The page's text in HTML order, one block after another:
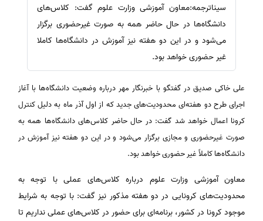
سیناترجمه:معاون آموزشی وزارت علوم گفت: کلاس‌های
دانشگاه‌ها در حال حاضر همه به صورت غیرحضوری برگزار
می‌شود و در این دو هفته نیز آموزش در دانشگاه‌ها کاملا
غیر حضوری خواهد بود.
علی خاکی صدیق در گفتگو با خبرنگار مهر درباره وضعیت دانشگاه‌ها با آغاز
اجرای طرح دو هفته‌ای محدودیت‌های جدید که از اول آذر ماه به دلیل کنترل
کرونا اعمال خواهد شد گفت: در حال حاضر کلاس‌های دانشگاه‌ها همه به
صورت غیرحضوری و مجازی برگزار می‌شود و در این دو هفته نیز آموزش در
دانشگاه‌ها کاملاً غیر حضوری خواهد بود.
معاون آموزشی وزارت علوم درباره کلاس‌های عملی با توجه به
محدودیت‌های کرونایی در دو هفته مذکور نیز گفت: با توجه به شرایط
موجود کرونا در کشور، برنامه‌ای برای حضور در کلاس‌های عملی نداریم تا